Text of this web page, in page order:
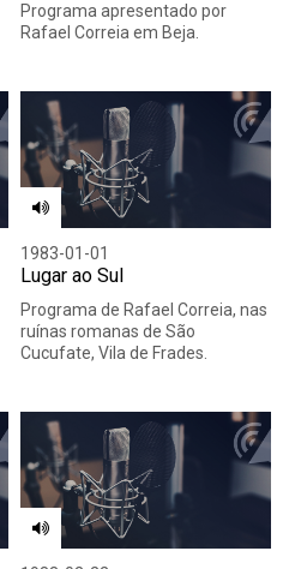
Programa apresentado por
Rafael Correia em Beja.
1983-01-01
Lugar ao Sul
Programa de Rafael Correia, nas
ruínas romanas de São
Cucufate, Vila de Frades.